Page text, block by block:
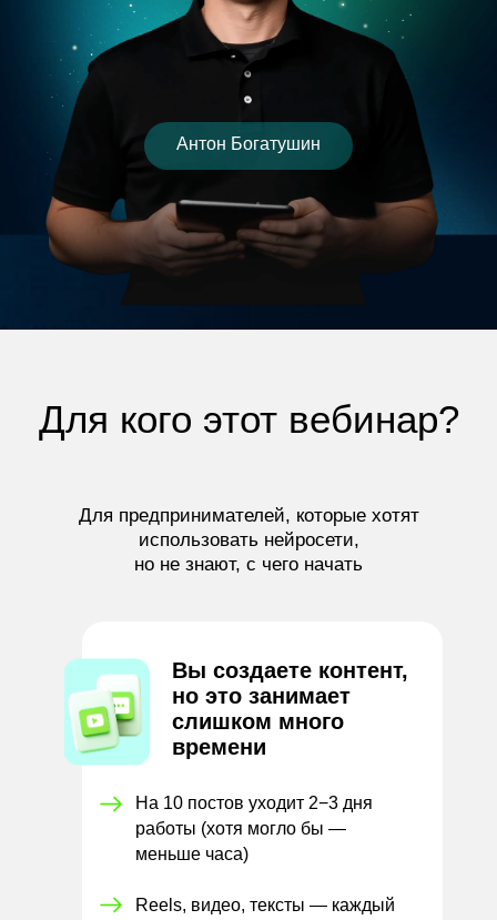
Антон Богатушин
Для кого этот вебинар?
Для предпринимателей, которые хотят
использовать нейросети,
но не знают, с чего начать
Вы создаете контент,
но это занимает
слишком много
времени
На 10 постов уходит 2−3 дня
работы (хотя могло бы —
меньше часа)
Reels, видео, тексты — каждый